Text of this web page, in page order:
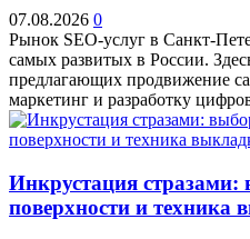
07.08.2026 0
Рынок SEO-услуг в Санкт-
самых развитых в России.
предлагающих продвижение
маркетинг и разработку
Инкрустация стразами:
поверхности и техника